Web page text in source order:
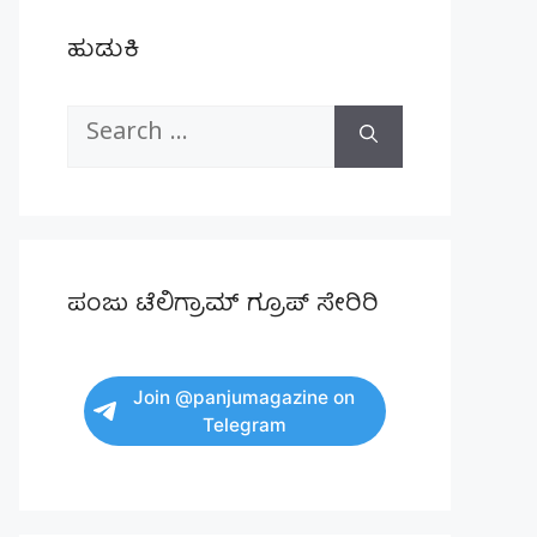
ಹುಡುಕಿ
Search
ಪಂಜು ಟೆಲಿಗ್ರಾಮ್ ಗ್ರೂಪ್ ಸೇರಿರಿ
Join @panjumagazine on
Telegram